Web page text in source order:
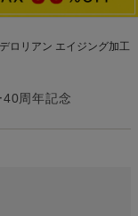
ロリアン エイジング加工
周年記念